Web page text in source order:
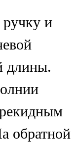
и
длины.
обратной